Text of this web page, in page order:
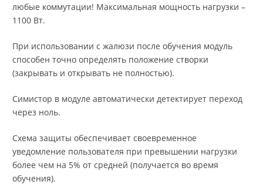
любые коммутации! Максимальная мощность нагрузки –
1100 Вт.
При использовании с жалюзи после обучения модуль
способен точно определять положение створки
(закрывать и открывать не полностью).
Симистор в модуле автоматически детектирует переход
через ноль.
Схема защиты обеспечивает своевременное
уведомление пользователя при превышении нагрузки
более чем на 5% от средней (получается во время
обучения).